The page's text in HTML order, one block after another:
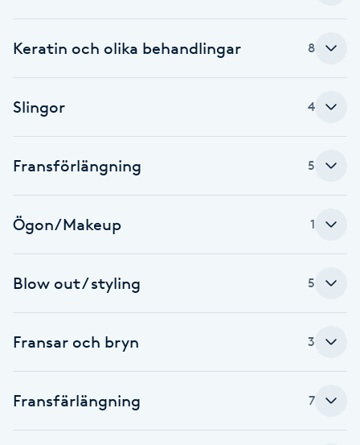
Frekvensterapi
Friskvårdsmassage
Funktionsanalys
Föning
G
Gelenaglar
Keratin och olika behandlingar 8
Slingor 4
Fransförlängning 5
Ögon/Makeup 1
Blow out / styling 5
Fransar och bryn 3
Fransfärlängning 7